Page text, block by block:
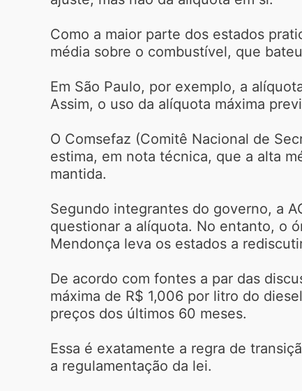
Como a maior parte dos estados
média sobre o combustível, que
Em São Paulo, por exemplo, a
Assim, o uso da alíquota máxima
O Comsefaz (Comitê Nacional de
estima, em nota técnica, que a alta
mantida.
Segundo integrantes do governo, a
questionar a alíquota. No entanto, o
Mendonça leva os estados a
De acordo com fontes a par das
máxima de R$ 1,006 por litro do
preços dos últimos 60 meses.
Essa é exatamente a regra de
a regulamentação da lei.